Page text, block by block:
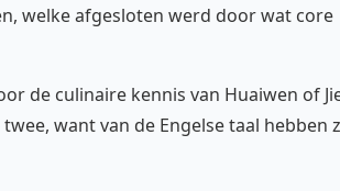
welke afgesloten werd door wat core
de culinaire kennis van Huaiwen of
want van de Engelse taal hebben